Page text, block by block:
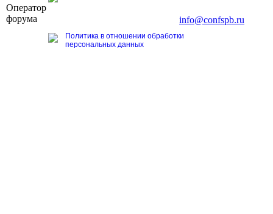
Оператор
форума
info@confspb.ru
Политика в отношении обработки
персональных данных